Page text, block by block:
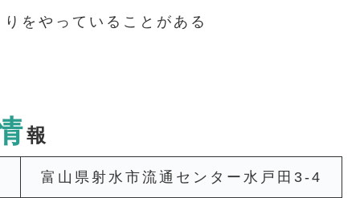
をやっていることがある
報
富山県射水市流通センター水戸田3-4